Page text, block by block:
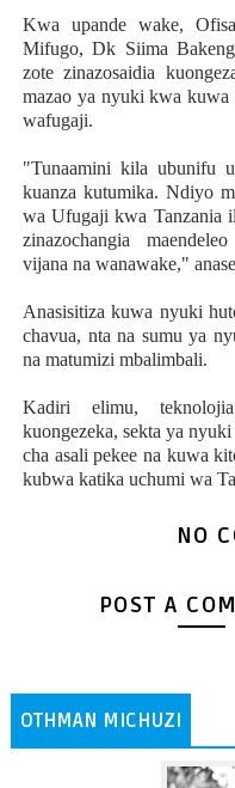
Kwa upande wake,
Mifugo, Dk Siima
zote zinazosaidia
mazao ya nyuki kwa kuwa
wafugaji.
"Tunaamini kila ubunifu
kuanza kutumika. Ndiyo
wa Ufugaji kwa Tanzania
zinazochangia
vijana na wanawake,"
Anasisitiza kuwa nyuki
chavua, nta na sumu ya
na matumizi mbalimbali.
Kadiri elimu,
kuongezeka, sekta ya
cha asali pekee na kuwa
kubwa katika uchumi wa
NO
POST A
OTHMAN MICHUZI